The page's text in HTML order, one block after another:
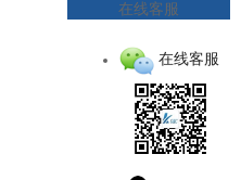
在线客服
在线客服